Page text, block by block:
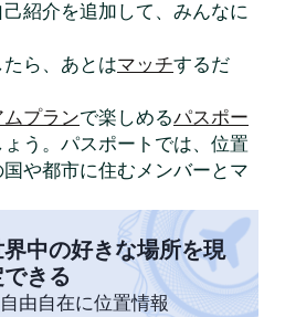
紹介を追加して、みんなに
ら、あとはマッチするだ
プランで楽しめるパスポー
う。パスポートでは、位置
や都市に住むメンバーとマ
中の好きな場所を現
きる
由自在に位置情報